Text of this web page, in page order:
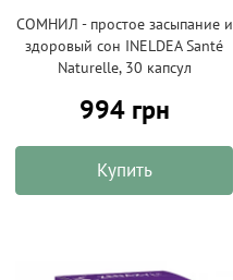
СОМНИЛ - простое засыпание и
здоровый сон INELDEA Santé
Naturelle, 30 капсул
994 грн
Купить